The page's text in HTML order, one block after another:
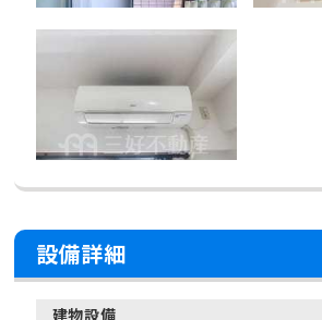
設備詳細
建物設備